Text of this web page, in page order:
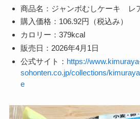
商品名：ジャンボむしケーキ レ
購入価格：106.92円（税込み）
カロリー：379kcal
販売日：2026年4月1日
公式サイト： https://
sohonten.co.jp/collections/
e